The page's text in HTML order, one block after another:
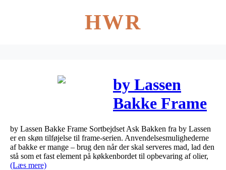
HWR
by Lassen
Bakke Frame
Sortbejdset
Ask
by Lassen Bakke Frame Sortbejdset Ask Bakken fra by Lassen
er en skøn tilføjelse til frame-serien. Anvendelsesmulighederne
af bakke er mange – brug den når der skal serveres mad, lad den
stå som et fast element på køkkenbordet til opbevaring af olier,
(Læs mere)